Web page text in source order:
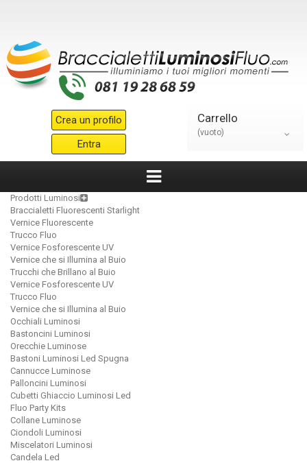
Crea un profilo
Entra
Carrello
(vuoto)
Prodotti Luminosi
Braccialetti Fluorescenti Starlight
Vernice Fluorescente
Trucco Fluo
Vernice Fosforescente UV
Vernice che si Illumina al Buio
Trucchi che Brillano al Buio
Vernice Fosforescente UV
Trucco Fluo
Vernice che si Illumina al Buio
Occhiali Luminosi
Bastoncini Luminosi
Orecchie Luminose
Bastoni Luminosi Led Spugna
Cannucce Luminose
Palloncini Luminosi
Cubetti Ghiaccio Luminosi Led
Fluo Party Kits
Collane Luminose
Ciondoli Luminosi
Miscelatori Luminosi
Candela Led